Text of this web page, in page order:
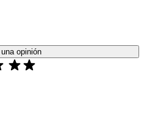
opinión